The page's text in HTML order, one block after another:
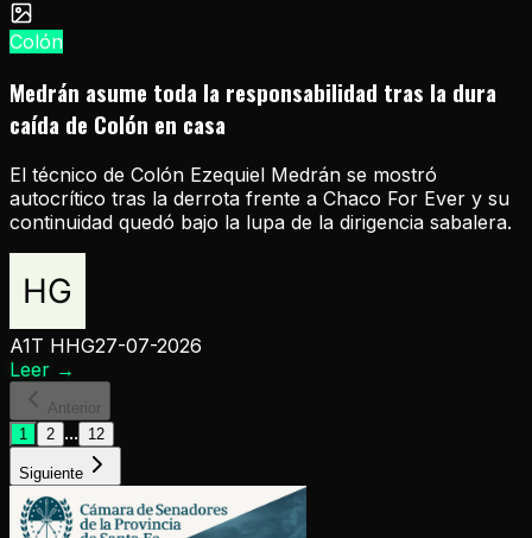
Colón
Medrán asume toda la responsabilidad tras la dura
caída de Colón en casa
El técnico de Colón Ezequiel Medrán se mostró
autocrítico tras la derrota frente a Chaco For Ever y su
continuidad quedó bajo la lupa de la dirigencia sabalera.
A1T HHG27-07-2026
Leer →
Anterior
1
2 ... 12
Siguiente